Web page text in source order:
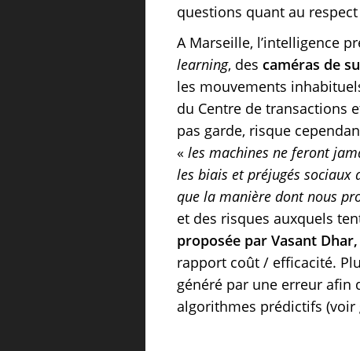
questions quant au
A Marseille, l’intelligence
learning, des caméras de
les mouvements
du Centre de transactions
pas garde, risque
« les machines ne feront
les biais et préjugés sociaux
que la manière dont nous
et des risques auxquels
proposée par Vasant
rapport coût / efficacité.
généré par une erreur afin
algorithmes prédictifs (voir